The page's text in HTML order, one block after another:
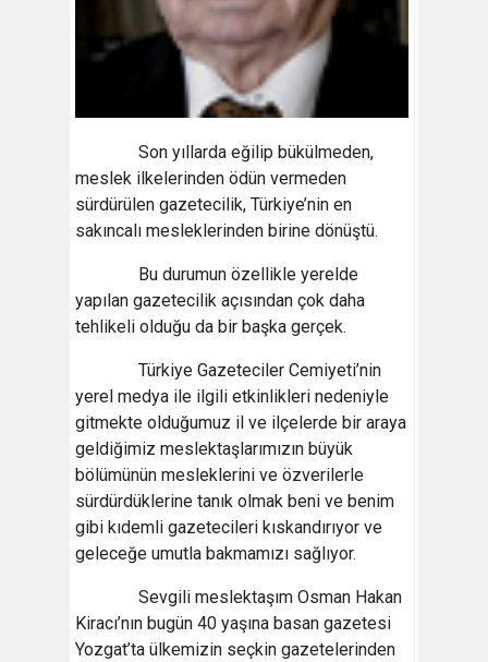
Son yıllarda eğilip bükülmeden,
meslek ilkelerinden ödün vermeden
sürdürülen gazetecilik, Türkiye’nin en
sakıncalı mesleklerinden birine dönüştü.
Bu durumun özellikle yerelde
yapılan gazetecilik açısından çok daha
tehlikeli olduğu da bir başka gerçek.
Türkiye Gazeteciler Cemiyeti’nin
yerel medya ile ilgili etkinlikleri nedeniyle
gitmekte olduğumuz il ve ilçelerde bir araya
geldiğimiz meslektaşlarımızın büyük
bölümünün mesleklerini ve özverilerle
sürdürdüklerine tanık olmak beni ve benim
gibi kıdemli gazetecileri kıskandırıyor ve
geleceğe umutla bakmamızı sağlıyor.
Sevgili meslektaşım Osman Hakan
Kiracı’nın bugün 40 yaşına basan gazetesi
Yozgat’ta ülkemizin seçkin gazetelerinden